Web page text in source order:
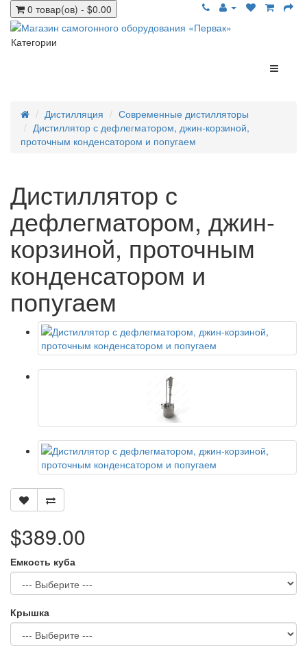
0 товар(ов) - $0.00
Категории
Дистилляция
Современные дистилляторы
Дистиллятор с дефлегматором, джин-корзиной,
проточным конденсатором и попугаем
Дистиллятор с
дефлегматором, джин-
корзиной, проточным
конденсатором и
попугаем
$389.00
Емкость куба
Крышка